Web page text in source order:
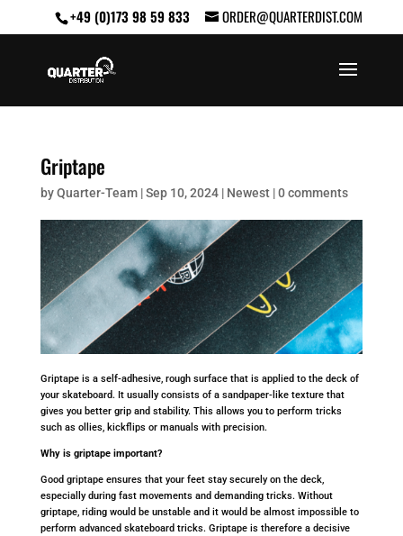
+49 (0)173 98 59 833 ORDER@QUARTERDIST.COM
Griptape
byQuarter-Team|Sep 10, 2024| Newest|0 comments
Griptape is a self-adhesive, rough surface that is applied to the deck of
your skateboard. It usually consists of a sandpaper-like texture that
gives you better grip and stability. This allows you to perform tricks
such as ollies, kickflips or manuals with precision.
Why is griptape important?
Good griptape ensures that your feet stay securely on the deck,
especially during fast movements and demanding tricks. Without
griptape, riding would be unstable and it would be almost impossible to
perform advanced skateboard tricks. Griptape is therefore a decisive